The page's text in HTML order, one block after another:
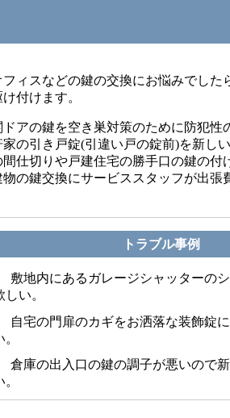
フィスなどの鍵の交換にお悩みでした
付けます。
アの鍵を空き巣対策のために防犯性
の引き戸錠(引違い戸の錠前)を新し
仕切りや戸建住宅の勝手口の鍵の付
の鍵交換にサービススタッフが出張
トラブル事例
敷地内にあるガレージシャッターの
しい。
自宅の門扉のカギをお洒落な装飾錠
。
倉庫の出入口の鍵の調子が悪いので
。